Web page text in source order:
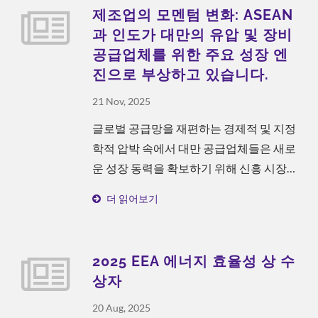
는 CML이 인재 개발, 교육 프로그램 설계
및 학습 효과 관리 측면에서 정부가 인정한
전문 기준에 도달했음을 추가로 증명합니
다.
제조업의 모멘텀 변화: ASEAN
과 인도가 대만의 유압 및 장비
공급업체를 위한 주요 성장 엔
진으로 부상하고 있습니다.
21 Nov, 2025
글로벌 공급망을 재편하는 경제적 및 지정
학적 압박 속에서 대만 공급업체들은 새로
운 성장 동력을 확보하기 위해 신흥 시장으
더 읽어보기
2025 EEA 에너지 효율성 상 수
상자
20 Aug, 2025